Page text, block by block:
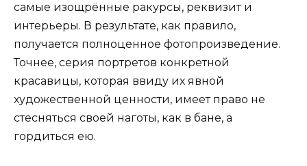
самые изощрённые ракурсы, реквизит и
интерьеры. В результате, как правило,
получается полноценное фотопроизведение.
Точнее, серия портретов конкретной
красавицы, которая ввиду их явной
художественной ценности, имеет право не
стесняться своей наготы, как в бане, а
гордиться ею.